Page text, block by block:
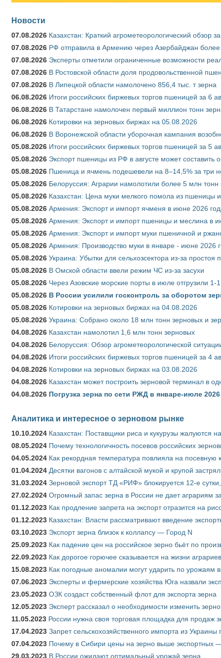
Новости
07.08.2026 Казахстан: Краткий агрометеорологический обзор
07.08.2026 РФ отправила в Армению через Азербайджан более
07.08.2026 Эксперты отметили ограниченные возможности
07.08.2026 В Ростовской области доля продовольственной
07.08.2026 В Липецкой области намолочено 856,4 тыс. т зерна
06.08.2026 Итоги российских биржевых торгов пшеницей за 6
06.08.2026 В Татарстане намолочен первый миллион тонн
06.08.2026 Котировки на зерновых биржах на 05.08.2026
06.08.2026 В Воронежской области уборочная кампания
05.08.2026 Итоги российских биржевых торгов пшеницей за 5
05.08.2026 Экспорт пшеницы из РФ в августе может составить
05.08.2026 Пшеница и ячмень подешевели на 8–14,5% за три
05.08.2026 Белоруссия: Аграрии намолотили более 5 млн тонн
05.08.2026 Казахстан: Цена муки мелкого помола из пшеницы
05.08.2026 Армения: Экспорт и импорт ячменя в июне 2026
05.08.2026 Армения: Экспорт и импорт пшеницы и меслина в
05.08.2026 Армения: Экспорт и импорт муки пшеничной и
05.08.2026 Армения: Производство муки в январе - июне 2026
05.08.2026 Украина: Убытки для сельхозсектора из-за простоя
05.08.2026 В Омской области ввели режим ЧС из-за засухи
05.08.2026 Через Азовские морские порты в июле отгрузили
05.08.2026 В России усилили госконтроль за оборотом
05.08.2026 Котировки на зерновых биржах на 04.08.2026
05.08.2026 Украина: Собрано около 18 млн тонн зерновых и
04.08.2026 Казахстан намолотил 1,6 млн тонн зерновых
04.08.2026 Белоруссия: Обзор агрометеорологической
04.08.2026 Итоги российских биржевых торгов пшеницей за 4
04.08.2026 Котировки на зерновых биржах на 03.08.2026
04.08.2026 Казахстан может построить зерновой терминал в
04.08.2026 Погрузка зерна по сети РЖД в январе-июле
Аналитика и интересное о зерновом рынке
10.10.2024 Казахстан: Поставщики риса и кукурузы жалуются
08.05.2024 Почему технологичность посевов российских
04.05.2024 Как рекордная температура повлияла на
01.04.2024 Десятки вагонов с алтайской мукой и крупой
31.03.2024 Зерновой экспорт ТД «РИФ» блокируется 12-е
27.02.2024 Огромный запас зерна в России не дает аграриям
01.12.2023 Как продление запрета на экспорт отразится на
01.12.2023 Казахстан: Власти рассматривают введение
03.10.2023 Экспорт зерна близок к коллапсу — Город N
25.09.2023 Как падение цен на российское зерно бьёт по
22.09.2023 Как дорогое горючее сказывается на жизни аграриев
15.08.2023 Как погодные аномалии могут ударить по урожаям
07.06.2023 Эксперты и фермерские хозяйства Юга назвали
23.05.2023 ОЗК создаст собственный флот для экспорта зерна
12.05.2023 Эксперт рассказал о необходимости изменить
11.05.2023 России нужна своя торговая площадка для продаж
17.04.2023 Запрет сельскохозяйственного импорта из
07.04.2023 Почему в Сибири цены на зерно выше экспортных
29.03.2023 В России ожидают оптимальный урожай зерна